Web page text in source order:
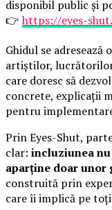
disponibil public și
👉https://eyes-
Ghidul se
artiștilor,
care doresc să
concrete, explicații
pentru
Prin Eyes-Shut,
clar: incluziunea
aparține doar unor
construită prin
care îi implică pe